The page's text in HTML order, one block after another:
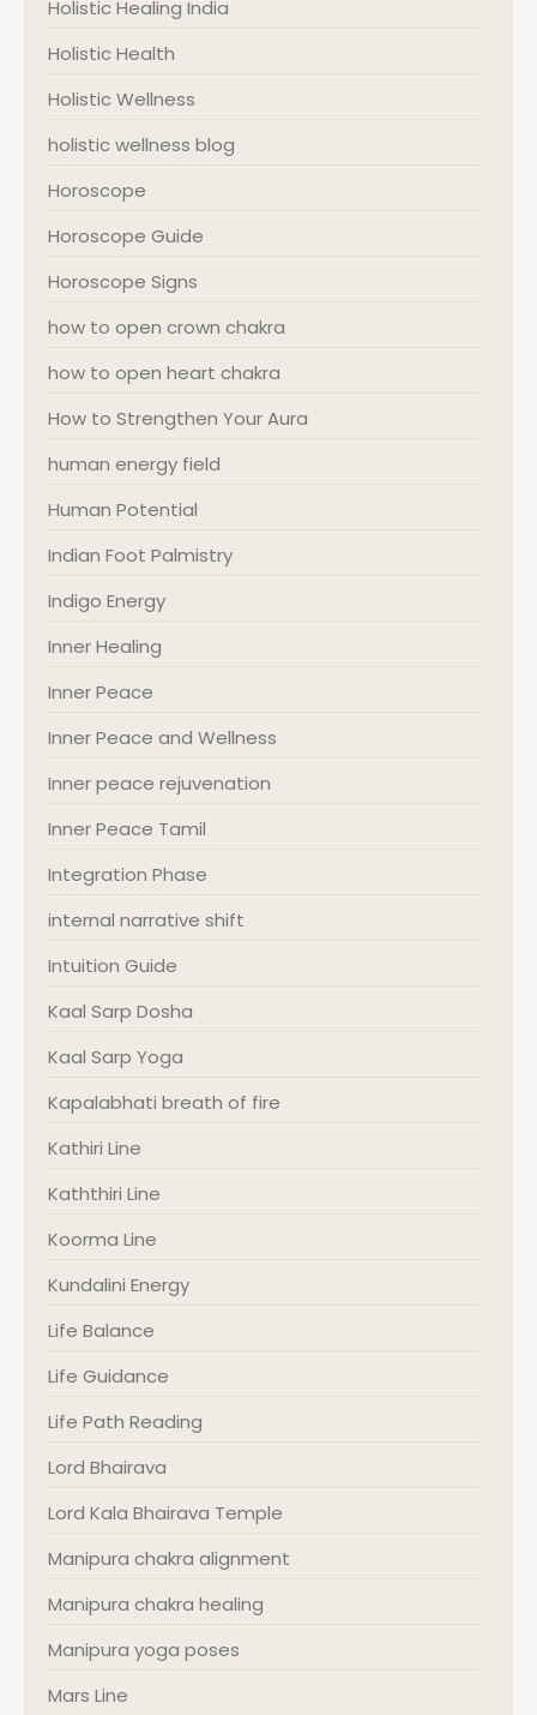
Holistic Healing India
Holistic Health
Holistic Wellness
holistic wellness blog
Horoscope
Horoscope Guide
Horoscope Signs
how to open crown chakra
how to open heart chakra
How to Strengthen Your Aura
human energy field
Human Potential
Indian Foot Palmistry
Indigo Energy
Inner Healing
Inner Peace
Inner Peace and Wellness
Inner peace rejuvenation
Inner Peace Tamil
Integration Phase
internal narrative shift
Intuition Guide
Kaal Sarp Dosha
Kaal Sarp Yoga
Kapalabhati breath of fire
Kathiri Line
Kaththiri Line
Koorma Line
Kundalini Energy
Life Balance
Life Guidance
Life Path Reading
Lord Bhairava
Lord Kala Bhairava Temple
Manipura chakra alignment
Manipura chakra healing
Manipura yoga poses
Mars Line